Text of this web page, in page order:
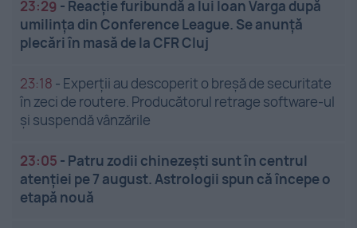
23:29 - Reacție furibundă a lui Ioan Varga după
umilința din Conference League. Se anunță
plecări în masă de la CFR Cluj
23:18 - Experții au descoperit o breșă de securitate
în zeci de routere. Producătorul retrage software-ul
și suspendă vânzările
23:05 - Patru zodii chinezești sunt în centrul
atenției pe 7 august. Astrologii spun că începe o
etapă nouă